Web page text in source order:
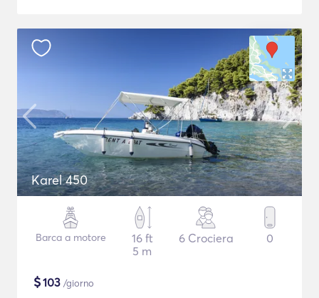
Karel 450
Barca a motore
16 ft
5 m
6 Crociera 0
$103 /giorno